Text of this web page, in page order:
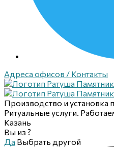
Адреса офисов / Контакты
Производство и установка
Ритуальные услуги.
Казань
Вы из ?
Да Выбрать другой